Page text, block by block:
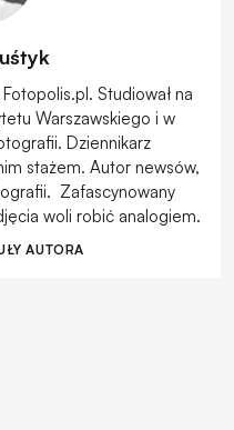
Studiował na
Warszawskiego i w
Dziennikarz
stażem. Autor newsów,
Zafascynowany
woli robić analogiem.
AUTORA